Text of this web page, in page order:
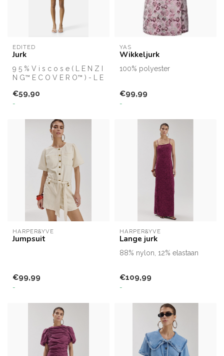
EDITED
Jurk
9 5 % V i s c o s e ( L E N Z I
N G™ E C O V E R O™ ) - L E
€59,90
-
YAS
Wikkeljurk
100% polyester
€99,99
-
HARPER&YVE
Jumpsuit
€99,99
-
HARPER&YVE
Lange jurk
88% nylon, 12% elastaan
€109,99
-